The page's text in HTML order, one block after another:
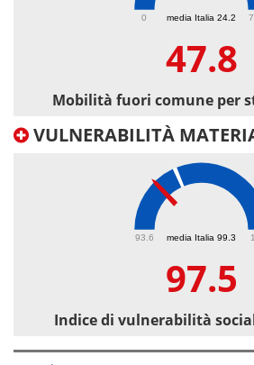
media Italia 24.2
0
47.8
Mobilità fuori comune per
VULNERABILITÀ
media Italia 99.3
93.6
97.5
Indice di vulnerabilità